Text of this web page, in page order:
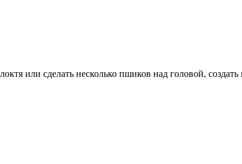
или сделать несколько пшиков над головой, создать